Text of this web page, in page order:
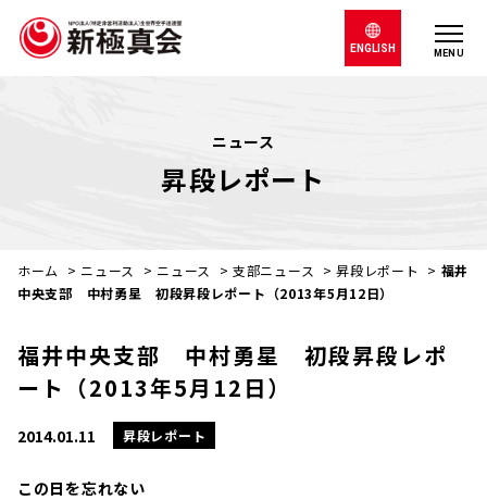
MENU
ENGLISH
ニュース
昇段レポート
ホーム > ニュース > ニュース >支部ニュース >昇段レポート > 福井
中央支部 中村勇星 初段昇段レポート（2013年5月12日）
福井中央支部 中村勇星 初段昇段レポ
ート（2013年5月12日）
2014.01.11 昇段レポート
この日を忘れない